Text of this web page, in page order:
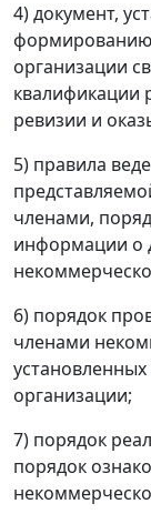
4) документ,
организации
квалификации
ревизии и
5) правила
членами,
информации о
6) порядок
членами
организации;
7) порядок
порядок